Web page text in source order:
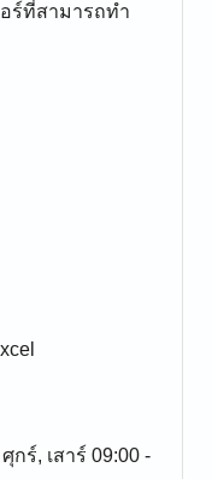
ร์ที่สามารถทำ
ร์, เสาร์ 09:00 -